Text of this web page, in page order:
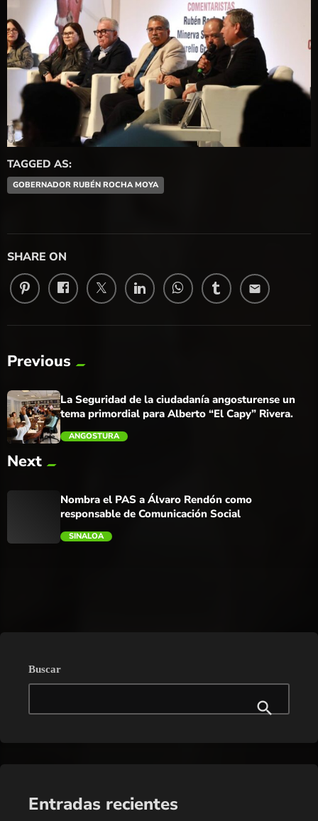
TAGGED AS:
GOBERNADOR RUBÉN ROCHA MOYA
SHARE ON
email
Previous
La Seguridad de la ciudadanía angosturense un
tema primordial para Alberto “El Capy” Rivera.
ANGOSTURA
Next
Nombra el PAS a Álvaro Rendón como
responsable de Comunicación Social
SINALOA
Buscar
Entradas recientes